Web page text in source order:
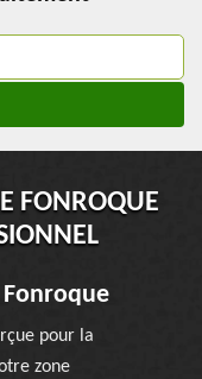
FONROQUE
pour la
zone